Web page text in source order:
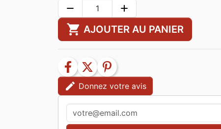
remove add
shopping_cart AJOUTER AU PANIER
facebook twitter
pinterest
edit Donnez votre avis